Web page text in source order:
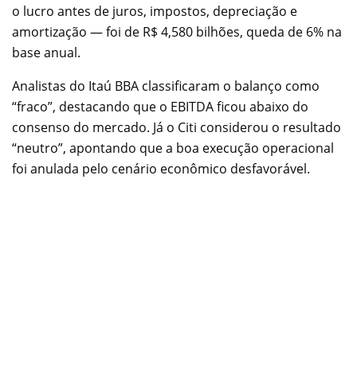
o lucro antes de juros, impostos, depreciação e
amortização — foi de R$ 4,580 bilhões, queda de 6% na
base anual.
Analistas do Itaú BBA classificaram o balanço como
“fraco”, destacando que o EBITDA ficou abaixo do
consenso do mercado. Já o Citi considerou o resultado
“neutro”, apontando que a boa execução operacional
foi anulada pelo cenário econômico desfavorável.